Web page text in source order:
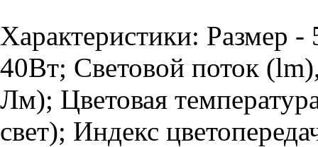
Характеристики: Размер
40Вт; Световой поток
Лм); Цветовая
свет); Индекс